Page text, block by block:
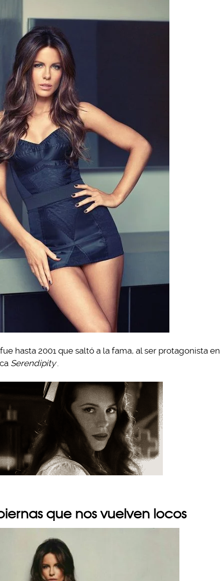
hasta 2001 que saltó a la fama, al ser protagonista en
Serendipity .
que nos vuelven locos